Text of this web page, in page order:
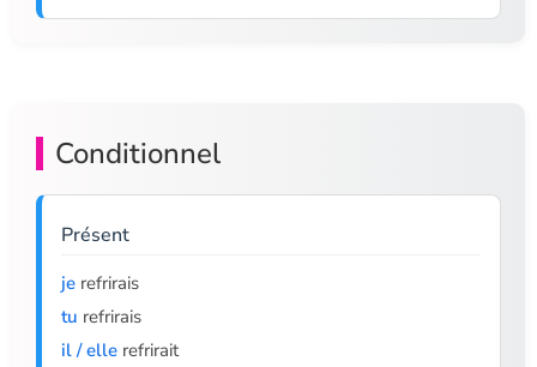
Conditionnel
Présent
je refrirais
tu refrirais
il / elle refrirait